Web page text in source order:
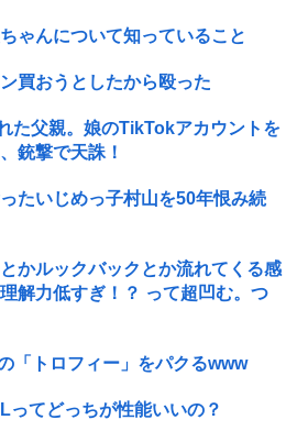
ゃんについて知っていること
買おうとしたから殴った
た父親。娘のTikTokアカウントを
銃撃で天誅！
たいじめっ子村山を50年恨み続
かルックバックとか流れてくる感
解力低すぎ！？ って超凹む。つ
「トロフィー」をパクるwww
てどっちが性能いいの？